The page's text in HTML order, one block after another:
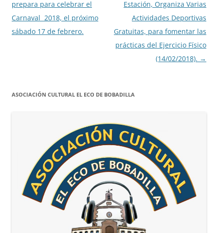
de
entradas
prepara para celebrar el
Carnaval 2018, el próximo
sábado 17 de febrero.
Estación, Organiza Varias
Actividades Deportivas
Gratuitas, para fomentar las
prácticas del Ejercicio Físico
(14/02/2018). →
ASOCIACIÓN CULTURAL EL ECO DE BOBADILLA